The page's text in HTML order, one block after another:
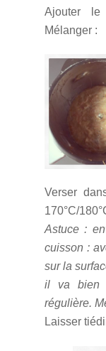
Ajouter
Mélanger :
Verser
170°C/
Astuce :
cuisson :
sur la
il va bien
régulière.
Laisser